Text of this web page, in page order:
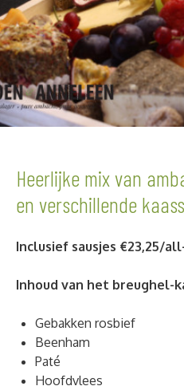
Heerlijke mix van
en verschillende
Inclusief sausjes €23,25/
Inhoud van het breughel-
Gebakken rosbief
Beenham
Paté
Hoofdvlees